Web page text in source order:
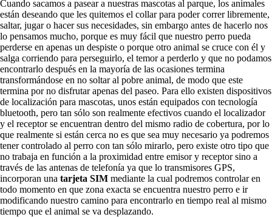
Cuando sacamos a pasear a nuestras mascotas al parque, los animales
están deseando que les quitemos el collar para poder correr libremente,
saltar, jugar o hacer sus necesidades, sin embargo antes de hacerlo nos
lo pensamos mucho, porque es muy fácil que nuestro perro pueda
perderse en apenas un despiste o porque otro animal se cruce con él y
salga corriendo para perseguirlo, el temor a perderlo y que no podamos
encontrarlo después en la mayoría de las ocasiones termina
transformándose en no soltar al pobre animal, de modo que este
termina por no disfrutar apenas del paseo. Para ello existen dispositivos
de localización para mascotas, unos están equipados con tecnología
bluetooth, pero tan sólo son realmente efectivos cuando el localizador
y el receptor se encuentran dentro del mismo radio de cobertura, por lo
que realmente si están cerca no es que sea muy necesario ya podremos
tener controlado al perro con tan sólo mirarlo, pero existe otro tipo que
no trabaja en función a la proximidad entre emisor y receptor sino a
través de las antenas de telefonía ya que lo transmisores GPS,
incorporan una tarjeta SIM mediante la cual podremos controlar en
todo momento en que zona exacta se encuentra nuestro perro e ir
modificando nuestro camino para encontrarlo en tiempo real al mismo
tiempo que el animal se va desplazando.